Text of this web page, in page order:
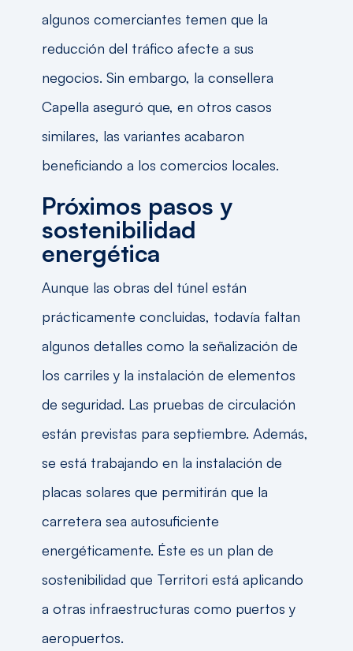
algunos comerciantes temen que la
reducción del tráfico afecte a sus
negocios. Sin embargo, la consellera
Capella aseguró que, en otros casos
similares, las variantes acabaron
beneficiando a los comercios locales.
Próximos pasos y
sostenibilidad
energética
Aunque las obras del túnel están
prácticamente concluidas, todavía faltan
algunos detalles como la señalización de
los carriles y la instalación de elementos
de seguridad. Las pruebas de circulación
están previstas para septiembre. Además,
se está trabajando en la instalación de
placas solares que permitirán que la
carretera sea autosuficiente
energéticamente. Éste es un plan de
sostenibilidad que Territori está aplicando
a otras infraestructuras como puertos y
aeropuertos.